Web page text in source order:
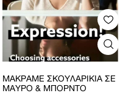
ΜΑΚΡΑΜΈ ΣΚΟΥΛΑΡΊΚΙΑ ΣΕ
ΜΑΎΡΟ & ΜΠΟΡΝΤΌ